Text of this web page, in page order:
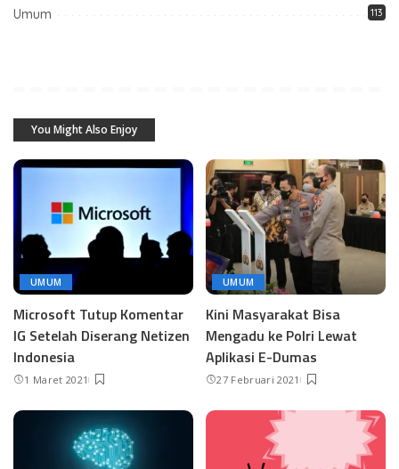
Umum 113
You Might Also Enjoy
UMUM
Microsoft Tutup Komentar
IG Setelah Diserang Netizen
Indonesia
1 Maret 2021
UMUM
Kini Masyarakat Bisa
Mengadu ke Polri Lewat
Aplikasi E-Dumas
27 Februari 2021